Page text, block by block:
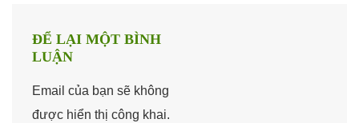
ĐỂ LẠI MỘT BÌNH
LUẬN
Email của bạn sẽ không
được hiển thị công khai.